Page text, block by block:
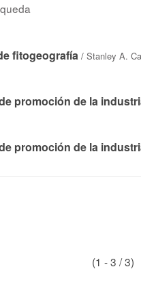
fitogeografía / Stanley A.
promoción de la
promoción de la
(1 - 3 / 3)